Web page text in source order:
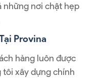
những nơi chật hẹp
Provina
hàng luôn được
tôi xây dựng chính